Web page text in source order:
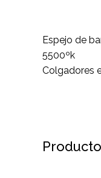
Espejo de
5500ºk
Colgadores